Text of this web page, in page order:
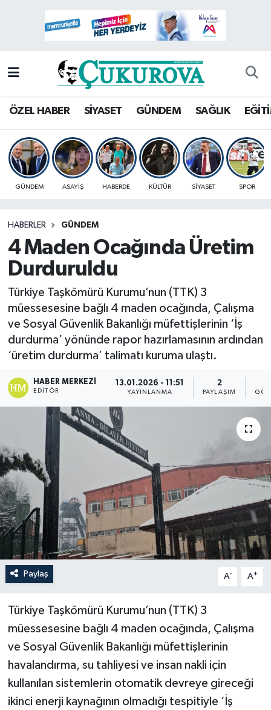
ÖZEL HABER SİYASET GÜNDEM SAĞLIK
GÜNDEM ASAYİŞ HABERDE KÜLTÜR SİYASET SPOR
HABERLER GÜNDEM
4 Maden Ocağında Üretim
Durduruldu
Türkiye Taşkömürü Kurumu’nun (TTK) 3
müessesesine bağlı 4 maden ocağında, Çalışma
ve Sosyal Güvenlik Bakanlığı müfettişlerinin ‘İş
durdurma’ yönünde rapor hazırlamasının ardından
‘üretim durdurma’ talimatı kuruma ulaştı.
HABER MERKEZI
EDITÖR
13.01.2026 - 11:51
YAYINLANMA
2
PAYLAŞIM
Paylaş A- A+
Türkiye Taşkömürü Kurumu’nun (TTK) 3
müessesesine bağlı 4 maden ocağında, Çalışma
ve Sosyal Güvenlik Bakanlığı müfettişlerinin
havalandırma, su tahliyesi ve insan nakli için
kullanılan sistemlerin otomatik devreye gireceği
ikinci enerji kaynağının olmadığı tespitiyle ‘İş
Mersin Hava Durumu
Mersin Namaz Vakitleri
Mersin Trafik Yoğunluk Haritası
Süper Lig Puan Durumu ve Fikstür
Haber Arşivi